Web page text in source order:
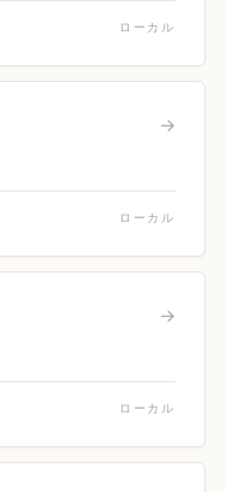
ローカル
→
ローカル
→
ローカル